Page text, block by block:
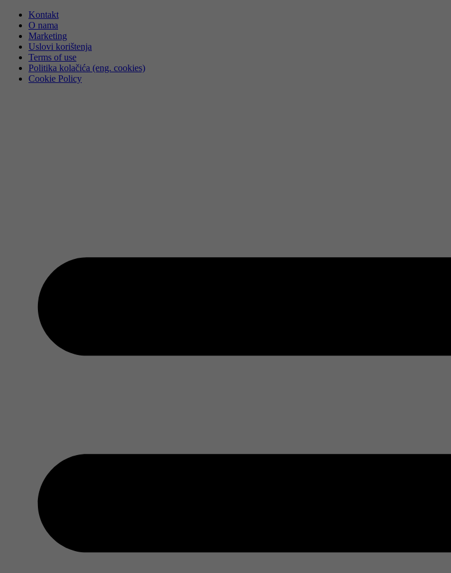
Skip
content
Kontakt
O nama
Marketing
Uslovi korištenja
Terms of use
Politika kolačića (eng. cookies)
Cookie Policy